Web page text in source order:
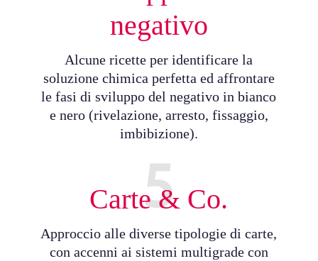
negativo
Alcune ricette per identificare la
soluzione chimica perfetta ed affrontare
le fasi di sviluppo del negativo in bianco
e nero (rivelazione, arresto, fissaggio,
imbibizione).
5
Carte & Co.
Approccio alle diverse tipologie di carte,
con accenni ai sistemi multigrade con